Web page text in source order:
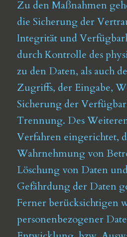
Zu den Maßnahmen
die Sicherung der
Integrität und
durch Kontrolle des
zu den Daten, als auch
Zugriffs, der Eingabe,
Sicherung der
Trennung. Des
Verfahren eingerichtet,
Wahrnehmung von
Löschung von Daten
Gefährdung der Daten
Ferner berücksichtigen
personenbezogener